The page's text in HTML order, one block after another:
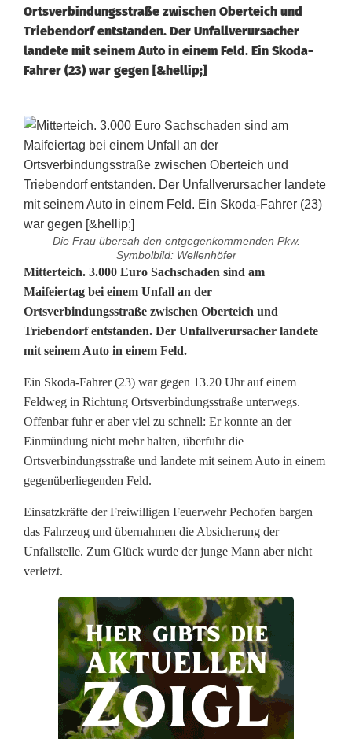
Ortsverbindungsstraße zwischen Oberteich und
Triebendorf entstanden. Der Unfallverursacher
landete mit seinem Auto in einem Feld. Ein Skoda-
Fahrer (23) war gegen [&hellip;]
Die Frau übersah den entgegenkommenden Pkw.
Symbolbild: Wellenhöfer
M
i
s
l
u
n
g
e
n
e
Mitterteich. 3.000 Euro Sachschaden sind am
Maifeiertag bei einem Unfall an der
Ortsverbindungsstraße zwischen Oberteich und
Triebendorf entstanden. Der Unfallverursacher landete
mit seinem Auto in einem Feld.
Ein Skoda-Fahrer (23) war gegen 13.20 Uhr auf einem
Feldweg in Richtung Ortsverbindungsstraße unterwegs.
Offenbar fuhr er aber viel zu schnell: Er konnte an der
Einmündung nicht mehr halten, überfuhr die
Ortsverbindungsstraße und landete mit seinem Auto in einem
gegenüberliegenden Feld.
Einsatzkräfte der Freiwilligen Feuerwehr Pechofen bargen
das Fahrzeug und übernahmen die Absicherung der
Unfallstelle. Zum Glück wurde der junge Mann aber nicht
verletzt.